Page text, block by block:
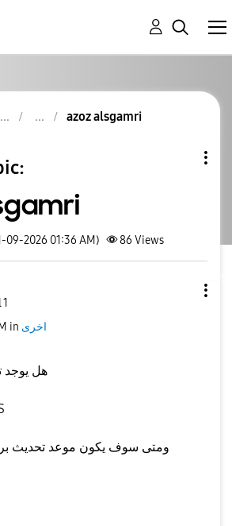
azoz alsgamri
09-2026 01:36 AM) 86 Views
in اخرى